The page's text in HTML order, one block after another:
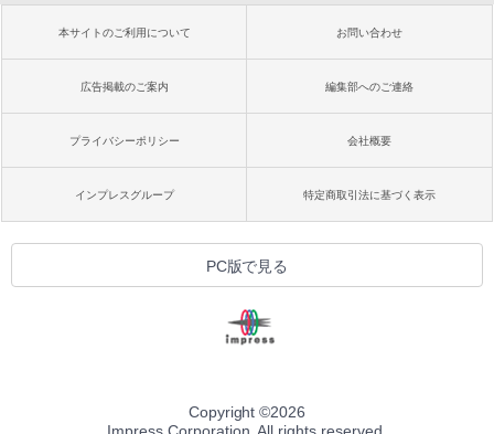
本サイトのご利用について お問い合わせ
広告掲載のご案内 編集部へのご連絡
プライバシーポリシー 会社概要
インプレスグループ 特定商取引法に基づく表示
PC版で見る
Copyright ©2026